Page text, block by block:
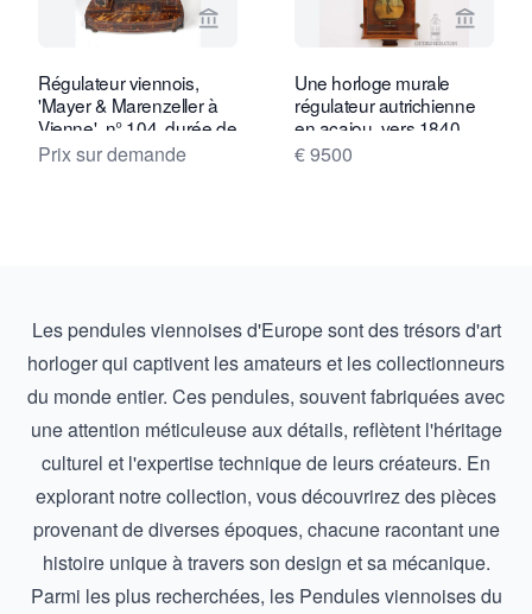
Voir la page vendeur de Van Dreven
Régulateur viennois,
'Mayer & Marenzeller à
Vienne', n° 104, durée de
fonctionnement 1 mois,
Prix sur demande
Voir la
Une horloge murale
régulateur autrichienne
en acajou, vers 1840.
€ 9500
Les pendules viennoises d'Europe sont des trésors d'art
horloger qui captivent les amateurs et les collectionneurs
du monde entier. Ces pendules, souvent fabriquées avec
une attention méticuleuse aux détails, reflètent l'héritage
culturel et l'expertise technique de leurs créateurs. En
explorant notre collection, vous découvrirez des pièces
provenant de diverses époques, chacune racontant une
histoire unique à travers son design et sa mécanique.
Parmi les plus recherchées, les Pendules viennoises du